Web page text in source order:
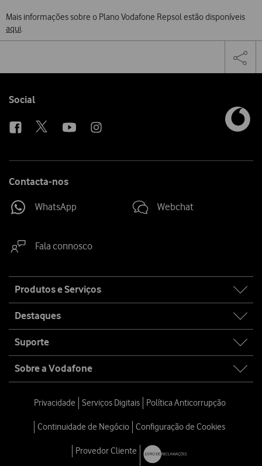
Mais informações sobre o Plano Vodafone Repsol estão disponíveis
aqui.
social
Facebook
Follow
Social
Contacta-nos
WhatsApp Webchat
Fala connosco
map
Produtos e Serviços
Destaques
Suporte
Sobre a Vodafone
Privacidade Serviços Digitais Política Anticorrupção
Continuidade de Negócio Configuração de Cookies
Provedor Cliente